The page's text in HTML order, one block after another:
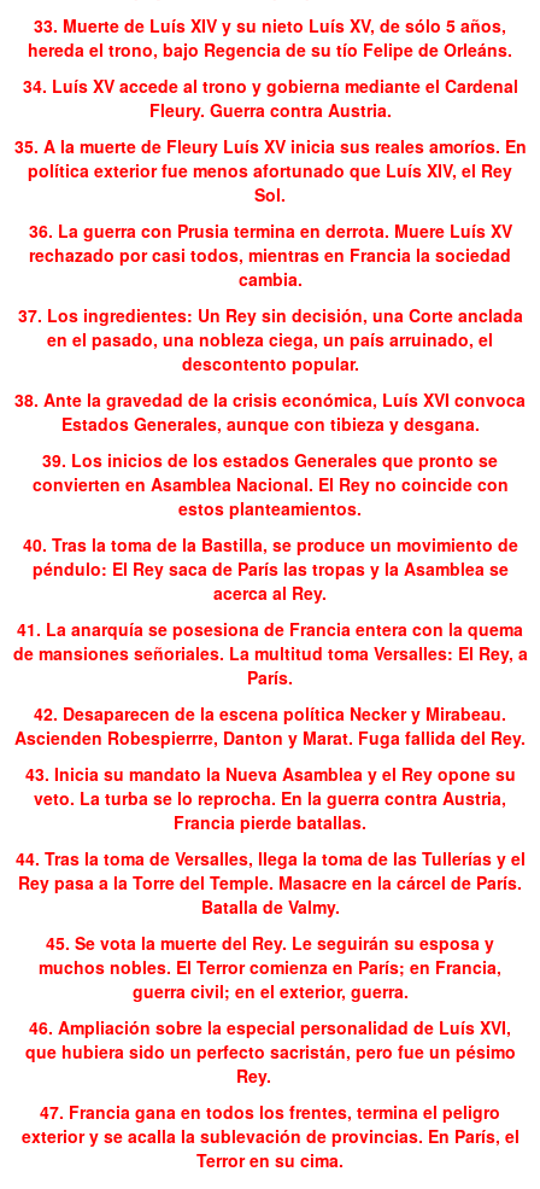
33. Muerte de Luís XIV y su nieto Luís XV, de sólo 5 años,
hereda el trono, bajo Regencia de su tío Felipe de Orleáns.
34. Luís XV accede al trono y gobierna mediante el Cardenal
Fleury. Guerra contra Austria.
35. A la muerte de Fleury Luís XV inicia sus reales amoríos. En
política exterior fue menos afortunado que Luís XIV, el Rey
Sol.
36. La guerra con Prusia termina en derrota. Muere Luís XV
rechazado por casi todos, mientras en Francia la sociedad
cambia.
37. Los ingredientes: Un Rey sin decisión, una Corte anclada
en el pasado, una nobleza ciega, un país arruinado, el
descontento popular.
38. Ante la gravedad de la crisis económica, Luís XVI convoca
Estados Generales, aunque con tibieza y desgana.
39. Los inicios de los estados Generales que pronto se
convierten en Asamblea Nacional. El Rey no coincide con
estos planteamientos.
40. Tras la toma de la Bastilla, se produce un movimiento de
péndulo: El Rey saca de París las tropas y la Asamblea se
acerca al Rey.
41. La anarquía se posesiona de Francia entera con la quema
de mansiones señoriales. La multitud toma Versalles: El Rey, a
París.
42. Desaparecen de la escena política Necker y Mirabeau.
Ascienden Robespierrre, Danton y Marat. Fuga fallida del Rey.
43. Inicia su mandato la Nueva Asamblea y el Rey opone su
veto. La turba se lo reprocha. En la guerra contra Austria,
Francia pierde batallas.
44. Tras la toma de Versalles, llega la toma de las Tullerías y el
Rey pasa a la Torre del Temple. Masacre en la cárcel de París.
Batalla de Valmy.
45. Se vota la muerte del Rey. Le seguirán su esposa y
muchos nobles. El Terror comienza en París; en Francia,
guerra civil; en el exterior, guerra.
46. Ampliación sobre la especial personalidad de Luís XVI,
que hubiera sido un perfecto sacristán, pero fue un pésimo
Rey.
47. Francia gana en todos los frentes, termina el peligro
exterior y se acalla la sublevación de provincias. En París, el
Terror en su cima.